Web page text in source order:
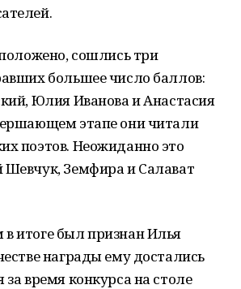
сошлись три
большее число баллов:
Юлия Иванова и Анастасия
этапе они читали
поэтов. Неожиданно это
Шевчук, Земфира и Салават
итоге был признан Илья
награды ему достались
за время конкурса на столе